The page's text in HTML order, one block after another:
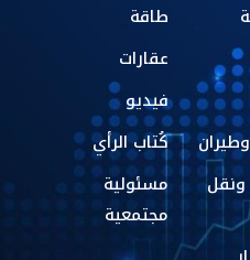
ونقل
طاقة
عقارات
فيديو
كُتاب الرأي
مسئولية
مجتمعية